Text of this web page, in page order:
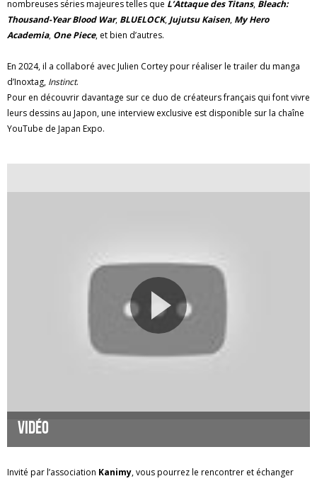
nombreuses séries majeures telles que L’Attaque des Titans, Bleach:
Thousand-Year Blood War, BLUELOCK, Jujutsu Kaisen, My Hero
Academia, One Piece, et bien d’autres.
En 2024, il a collaboré avec Julien Cortey pour réaliser le trailer du manga
d’Inoxtag, Instinct.
Pour en découvrir davantage sur ce duo de créateurs français qui font vivre
leurs dessins au Japon, une interview exclusive est disponible sur la chaîne
YouTube de Japan Expo.
Vidéo
Invité par l’association Kanimy, vous pourrez le rencontrer et échanger